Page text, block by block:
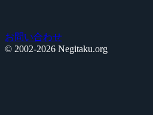
お問い合わせ
© 2002-2026 Negitaku.org